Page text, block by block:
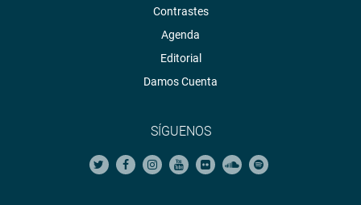
Contrastes
Agenda
Editorial
Damos Cuenta
SÍGUENOS